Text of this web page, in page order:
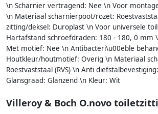
\n Scharnier vertragend: Nee \n Voor
\n Materiaal scharnierpoot/rozet:
zitting/deksel: Duroplast \n Voor universele
Hartafstand schroefdraden: 180 - 180, 0 mm
Met motief: Nee \n Antibacteri\u00eble
Houtkleur/houtmotief: Overig \n Materiaal
Roestvaststaal (RVS) \n Anti
Glansgraad: Glanzend \n Kleur: Wit
Villeroy & Boch O.novo